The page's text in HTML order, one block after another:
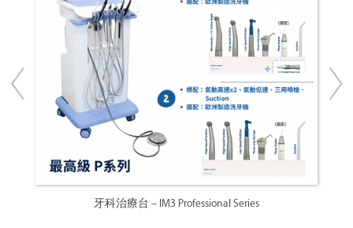
牙科治療台 – IM3 Professional Series